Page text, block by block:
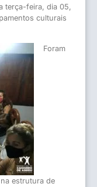
terça-feira, dia 05,
culturais
Foram
estrutura de